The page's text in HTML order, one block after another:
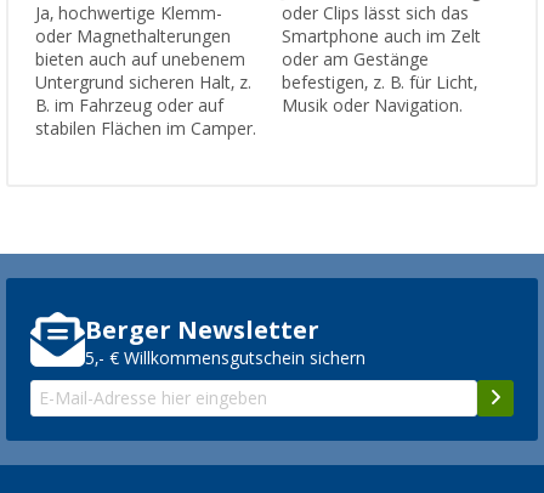
Ja, hochwertige Klemm-
oder Magnethalterungen
bieten auch auf unebenem
Untergrund sicheren Halt, z.
B. im Fahrzeug oder auf
stabilen Flächen im Camper.
oder Clips lässt sich das
Smartphone auch im Zelt
oder am Gestänge
befestigen, z. B. für Licht,
Musik oder Navigation.
Berger Newsletter
5,- € Willkommensgutschein sichern